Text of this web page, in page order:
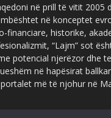
në prill të vitit
në konceptet
financiare, historike,
“Lajm” sot
potencial njerëzor dhe
në hapësirat
më të njohur në